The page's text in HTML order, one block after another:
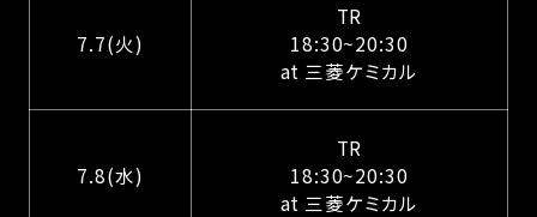
7.7(火)
TR
18:30~20:30
at 三菱ケミカル
7.8(水)
TR
18:30~20:30
at 三菱ケミカル